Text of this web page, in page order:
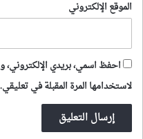
الموقع الإلكتروني
احفظ اسمي، بريدي الإلكتروني،
لاستخدامها المرة المقبلة في تعليقي.